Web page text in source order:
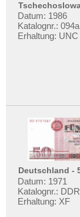
FAQ
Mehr über...
Impressum
Datum: 1986
Katalognr.: 094a
Erhaltung: UNC
Deutschland -
Datum: 1971
Katalognr.:
Erhaltung: XF